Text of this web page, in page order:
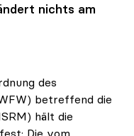
nichts am
des
betreffend die
hält die